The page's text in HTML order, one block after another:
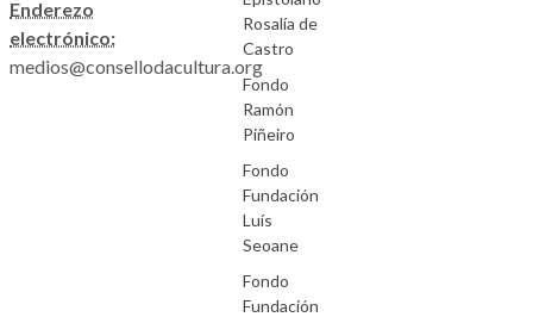
Enderezo
electrónico:
medios@consellodacultura.org
Rosalía de
Castro
Fondo
Ramón
Piñeiro
Fondo
Fundación
Luís
Seoane
Fondo
Fundación